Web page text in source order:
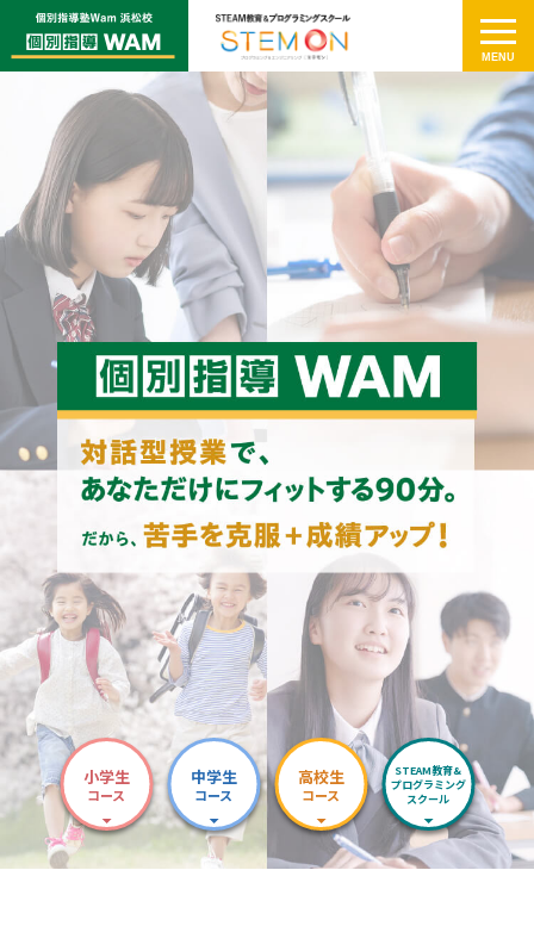
小学生
コース
中学生
コース
高校生
コース
STEAM教育&
プログラミング
スクール